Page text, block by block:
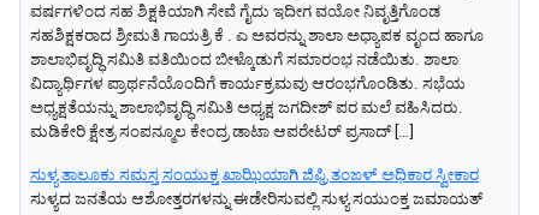
ವರ್ಷಗಳಿಂದ ಸಹ ಶಿಕ್ಷಕಿಯಾಗಿ ಸೇವೆ ಗೈದು ಇದೀಗ ವಯೋ ನಿವೃತ್ತಿಗೊಂಡ
ಸಹಶಿಕ್ಷಕರಾದ ಶ್ರೀಮತಿ ಗಾಯತ್ರಿ ಕೆ . ಎ ಅವರನ್ನು ಶಾಲಾ ಅಧ್ಯಾಪಕ ವೃಂದ ಹಾಗೂ
ಶಾಲಾಭಿವೃದ್ಧಿ ಸಮಿತಿ ವತಿಯಿಂದ ಬೀಳ್ಕೊಡುಗೆ ಸಮಾರಂಭ ನಡೆಯಿತು. ಶಾಲಾ
ವಿದ್ಯಾರ್ಥಿಗಳ ಪ್ರಾರ್ಥನೆಯೊಂದಿಗೆ ಕಾರ್ಯಕ್ರಮವು ಆರಂಭಗೊಂಡಿತು. ಸಭೆಯ
ಅಧ್ಯಕ್ಷತೆಯನ್ನು ಶಾಲಾಭಿವೃದ್ಧಿ ಸಮಿತಿ ಅಧ್ಯಕ್ಷ ಜಗದೀಶ್ ಪರ ಮಲೆ ವಹಿಸಿದರು.
ಮಡಿಕೇರಿ ಕ್ಷೇತ್ರ ಸಂಪನ್ಮೂಲ ಕೇಂದ್ರ ಡಾಟಾ ಆಪರೇಟರ್ ಪ್ರಸಾದ್ […]
ಸುಳ್ಯ ತಾಲೂಕು ಸಮಸ್ತ ಸಂಯುಕ್ತ ಖಾಝಿಯಾಗಿ ಜಿಫ್ರಿ ತಂಙಳ್ ಅಧಿಕಾರ ಸ್ವೀಕಾರ
ಸುಳ್ಯದ ಜನತೆಯ ಆಶೋತ್ತರಗಳನ್ನು ಈಡೇರಿಸುವಲ್ಲಿ ಸುಳ್ಯ ಸಯುಂಕ್ತ ಜಮಾಯತ್